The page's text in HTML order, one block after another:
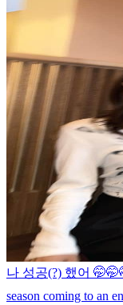
나 성공(?) 했어
season coming to an